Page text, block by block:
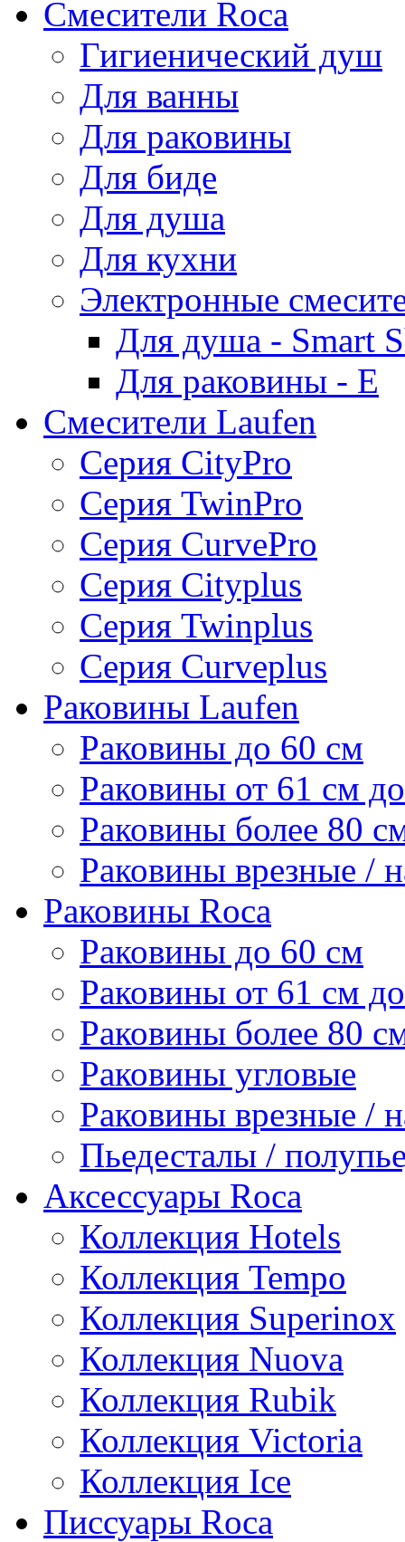
Смесители Roca
Гигиенический душ
Для ванны
Для раковины
Для биде
Для душа
Для кухни
Электронные
Для душа - Smart
Для раковины - E
Смесители Laufen
Серия CityPro
Серия TwinPro
Серия CurvePro
Серия Cityplus
Серия Twinplus
Серия Curveplus
Раковины Laufen
Раковины до 60 см
Раковины от 61 см
Раковины более 80
Раковины врезные /
Раковины Roca
Раковины до 60 см
Раковины от 61 см
Раковины более 80
Раковины угловые
Раковины врезные /
Пьедесталы /
Аксессуары Roca
Коллекция Hotels
Коллекция Tempo
Коллекция Superinox
Коллекция Nuova
Коллекция Rubik
Коллекция Victoria
Коллекция Ice
Писсуары Roca